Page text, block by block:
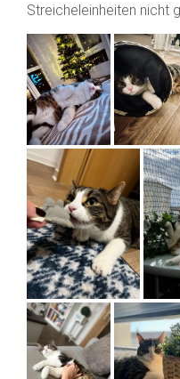
Streicheleinheiten nicht